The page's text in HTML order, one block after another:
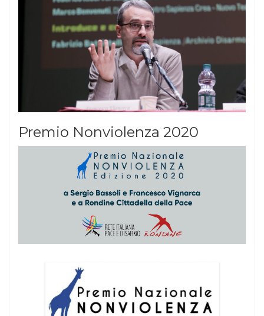
Premio Nonviolenza 2020